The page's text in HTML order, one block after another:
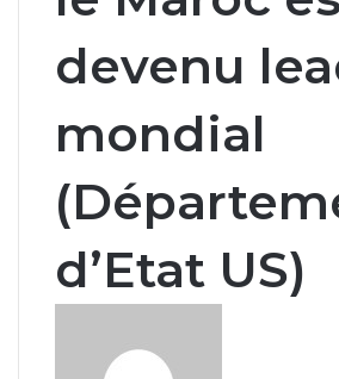
devenu
mondial
d’Etat US)